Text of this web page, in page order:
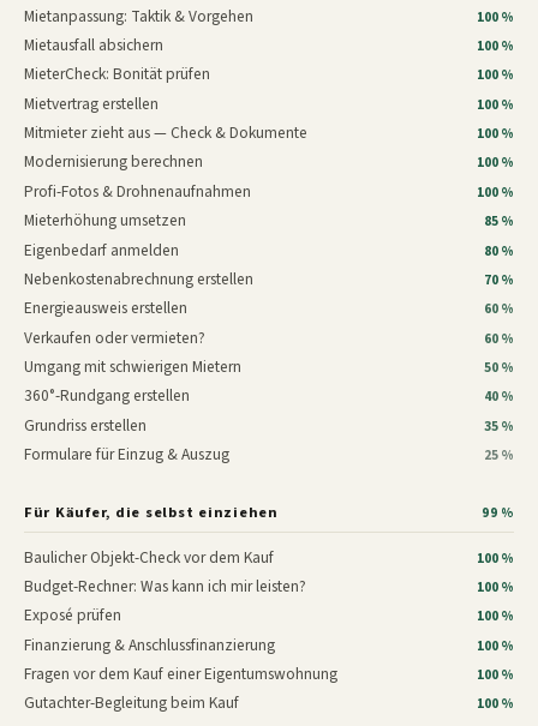
Mietanpassung: Taktik & Vorgehen 100 %
Mietausfall absichern 100 %
MieterCheck: Bonität prüfen 100 %
Mietvertrag erstellen 100 %
Mitmieter zieht aus — Check & Dokumente 100 %
Modernisierung berechnen 100 %
Profi-Fotos & Drohnenaufnahmen 100 %
Mieterhöhung umsetzen 85 %
Eigenbedarf anmelden 80 %
Nebenkostenabrechnung erstellen 70 %
Energieausweis erstellen 60 %
Verkaufen oder vermieten? 60 %
Umgang mit schwierigen Mietern 50 %
360°-Rundgang erstellen 40 %
Grundriss erstellen 35 %
Formulare für Einzug & Auszug 25 %
Für Käufer, die selbst einziehen 99 %
Baulicher Objekt-Check vor dem Kauf 100 %
Budget-Rechner: Was kann ich mir leisten? 100 %
Exposé prüfen 100 %
Finanzierung & Anschlussfinanzierung 100 %
Fragen vor dem Kauf einer Eigentumswohnung 100 %
Gutachter-Begleitung beim Kauf 100 %